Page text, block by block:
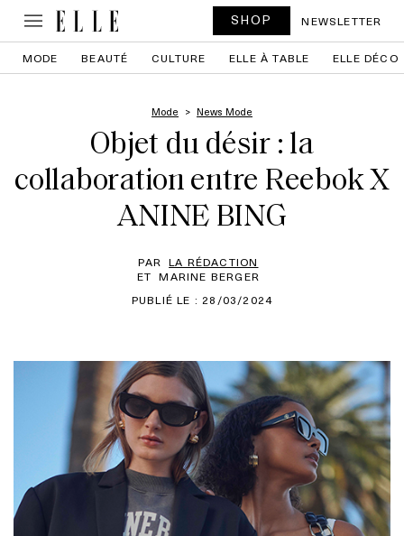
SHOP NEWSLETTER
MODE BEAUTÉ CULTURE ELLE À TABLE ELLE DÉCO
Mode News Mode
Objet du désir : la
collaboration entre Reebok X
ANINE BING
PAR LA RÉDACTION
ET MARINE BERGER
PUBLIÉ LE : 28/03/2024